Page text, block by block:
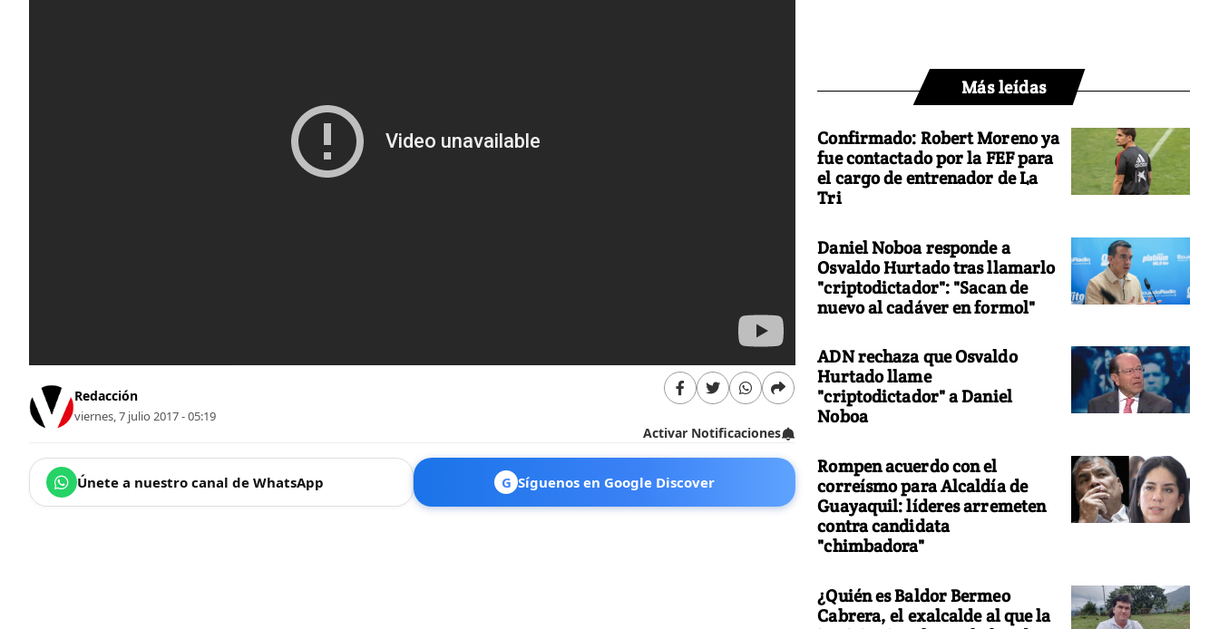
Redacción
viernes, 7 julio 2017 - 05:19
Activar Notificaciones
Únete a nuestro canal de WhatsApp G Síguenos en Google Discover
Más leídas
Confirmado: Robert Moreno ya
fue contactado por la FEF para
el cargo de entrenador de La
Tri
Daniel Noboa responde a
Osvaldo Hurtado tras llamarlo
"criptodictador": "Sacan de
nuevo al cadáver en formol"
ADN rechaza que Osvaldo
Hurtado llame
"criptodictador" a Daniel
Noboa
Rompen acuerdo con el
correísmo para Alcaldía de
Guayaquil: líderes arremeten
contra candidata
"chimbadora"
¿Quién es Baldor Bermeo
Cabrera, el exalcalde al que la